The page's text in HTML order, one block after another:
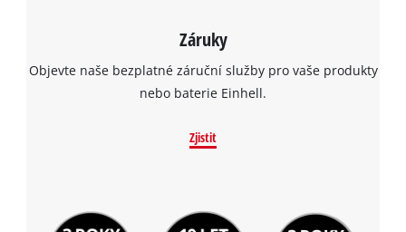
Záruky
Objevte naše bezplatné záruční služby pro vaše produkty
nebo baterie Einhell.
Zjistit